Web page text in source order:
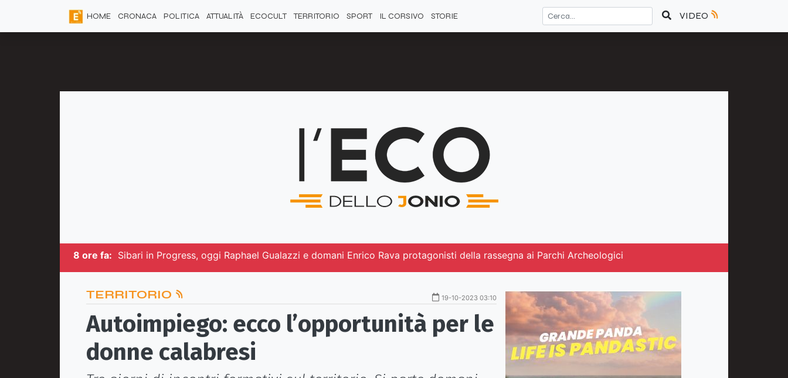
HOME CRONACA POLITICA ATTUALITÀ ECOCULT TERRITORIO SPORT IL CORSIVO STORIE VIDEO
8 ore fa: Sibari in Progress, oggi Raphael Gualazzi e domani Enrico Rava protagonisti della rassegna ai Parchi Archeologici
TERRITORIO 19-10-2023 03:10
Autoimpiego: ecco l’opportunità per le
donne calabresi